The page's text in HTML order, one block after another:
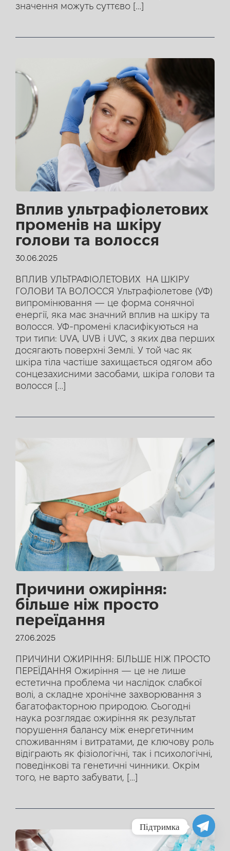
значення можуть суттєво […]
Вплив ультрафіолетових
променів на шкіру
голови та волосся
30.06.2025
ВПЛИВ УЛЬТРАФІОЛЕТОВИХ НА ШКІРУ
ГОЛОВИ ТА ВОЛОССЯ Ультрафіолетове (УФ)
випромінювання — це форма сонячної
енергії, яка має значний вплив на шкіру та
волосся. УФ-промені класифікуються на
три типи: UVA, UVB і UVC, з яких два перших
досягають поверхні Землі. У той час як
шкіра тіла частіше захищається одягом або
сонцезахисними засобами, шкіра голови та
волосся […]
Причини ожиріння:
більше ніж просто
переїдання
27.06.2025
ПРИЧИНИ ОЖИРІННЯ: БІЛЬШЕ НІЖ ПРОСТО
ПЕРЕЇДАННЯ Ожиріння — це не лише
естетична проблема чи наслідок слабкої
волі, а складне хронічне захворювання з
багатофакторною природою. Сьогодні
наука розглядає ожиріння як результат
порушення балансу між енергетичним
споживанням і витратами, де ключову роль
відіграють як фізіологічні, так і психологічні,
поведінкові та генетичні чинники. Окрім
того, не варто забувати, […]
Підтримка